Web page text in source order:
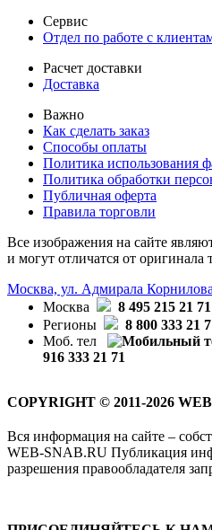
Сервис
Отдел по работе с
Расчет доставки
Доставка
Важно
Как сделать заказ
Способы оплаты
Политика использования
Политика обработки
Публичная оферта
Правила торговли
Все изображения на сайте
и могут отличатся от оригинала
Москва, ул. Адмирала Корнилова
Москва
8 495 215 21 71
Регионы
8 800 333 21
Моб. тел
916 333 21 71
COPYRIGHT © 2011-2026
Вся информация на сайте –
WEB-SNAB.RU Публикация
разрешения правообладателя